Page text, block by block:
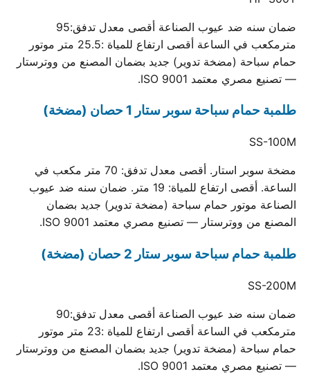
ضمان سنه ضد عيوب الصناعة أقصى معدل تدفق:95
مترمكعب في الساعة أقصى ارتفاع للمياة :25.5 متر موتور
حمام سباحة (مضخة تدوير) جديد بضمان المصنع من ووترستار
— تصنيع مصري معتمد ISO 9001.
طلمبة حمام سباحة سوبر ستار 1 حصان (مضخة)
SS-100M
مضخة سوبر استار. أقصى معدل تدفق: 70 متر مكعب في
الساعة. أقصى ارتفاع للمياة: 19 متر. ضمان سنه ضد عيوب
الصناعة موتور حمام سباحة (مضخة تدوير) جديد بضمان
المصنع من ووترستار — تصنيع مصري معتمد ISO 9001.
طلمبة حمام سباحة سوبر ستار 2 حصان (مضخة)
SS-200M
ضمان سنه ضد عيوب الصناعة أقصى معدل تدفق:90
مترمكعب في الساعة أقصى ارتفاع للمياة :23 متر موتور
حمام سباحة (مضخة تدوير) جديد بضمان المصنع من ووترستار
— تصنيع مصري معتمد ISO 9001.